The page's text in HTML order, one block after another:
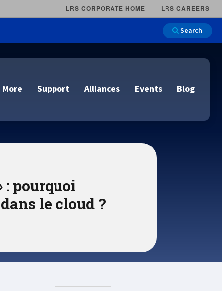
LRS CORPORATE HOME LRS CAREERS
Search
Managed Services
not Print
IDC Report Download
Support Alliances Events Blog
: pourquoi
le cloud ?